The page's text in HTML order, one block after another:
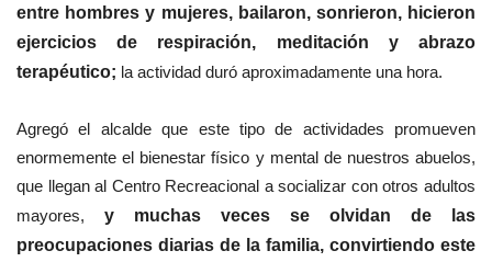
entre hombres y mujeres, bailaron, sonrieron, hicieron
ejercicios de respiración, meditación y abrazo
terapéutico; la actividad duró aproximadamente una hora.
Agregó el alcalde que este tipo de actividades promueven
enormemente el bienestar físico y mental de nuestros abuelos,
que llegan al Centro Recreacional a socializar con otros adultos
mayores, y muchas veces se olvidan de las
preocupaciones diarias de la familia, convirtiendo este